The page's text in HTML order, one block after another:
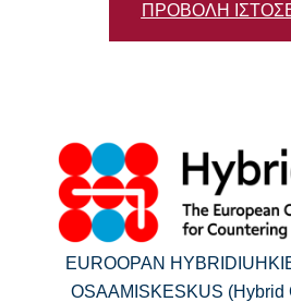
ΠΡΟΒΟΛΗ
EUROOPAN
OSAAMISKESKUS (Hybrid